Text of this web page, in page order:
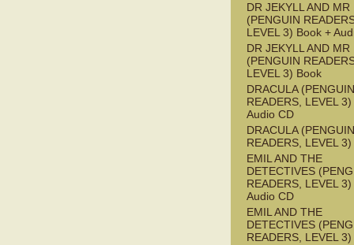
DR JEKYLL AND MR
(PENGUIN
LEVEL 3) Book +
DR JEKYLL AND MR
(PENGUIN
LEVEL 3) Book
DRACULA (PENGUIN
READERS, LEVEL
Audio CD
DRACULA (PENGUIN
READERS, LEVEL
EMIL AND THE
DETECTIVES
READERS, LEVEL
Audio CD
EMIL AND THE
DETECTIVES
READERS, LEVEL